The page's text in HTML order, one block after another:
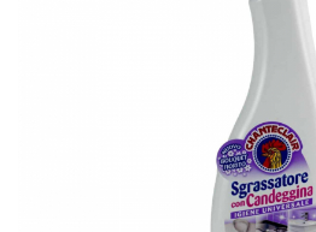
Folie aluminiu,folie alimentara